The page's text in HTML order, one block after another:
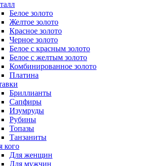
Белое золото
Желтое золото
Красное золото
Черное золото
Белое с красным золото
Белое с желтым золото
Комбинированное золото
Платина
Бриллианты
Сапфиры
Изумруды
Рубины
Топазы
Танзаниты
кого
Для женщин
Для мужчин